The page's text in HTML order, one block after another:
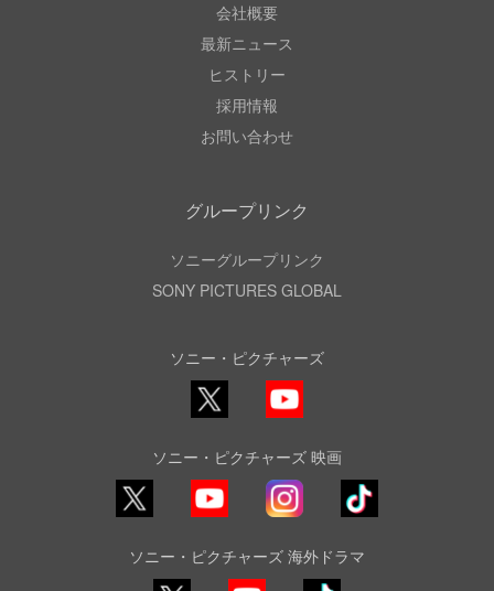
会社概要
最新ニュース
ヒストリー
採用情報
お問い合わせ
グループリンク
ソニーグループリンク
SONY PICTURES GLOBAL
ソニー・ピクチャーズ
ソニー・ピクチャーズ 映画
ソニー・ピクチャーズ 海外ドラマ